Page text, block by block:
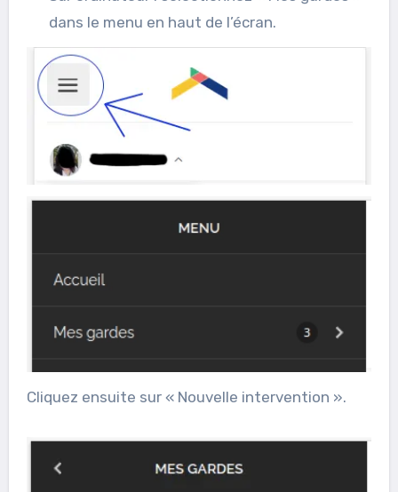
dans le menu en haut de l’écran.
Cliquez ensuite sur « Nouvelle intervention ».